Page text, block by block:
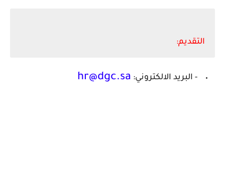
التقديم:
- البريد الالكتروني: hr@dgc.sa